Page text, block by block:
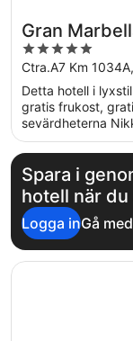
Gran
5
out
of
5
Ctra.A7 Km
Detta hotell i
gratis frukost,
sevärdheterna
Spara i
hotell när
Logga inGå
Öppnas i ett nytt
Iberostar